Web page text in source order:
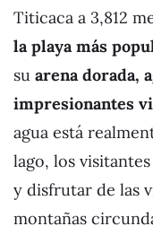
Titicaca a 3,812
la playa más
su arena dorada,
impresionantes
agua está
lago, los
y disfrutar de las
montañas